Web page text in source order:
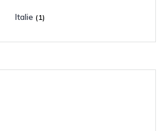
Italie (1)